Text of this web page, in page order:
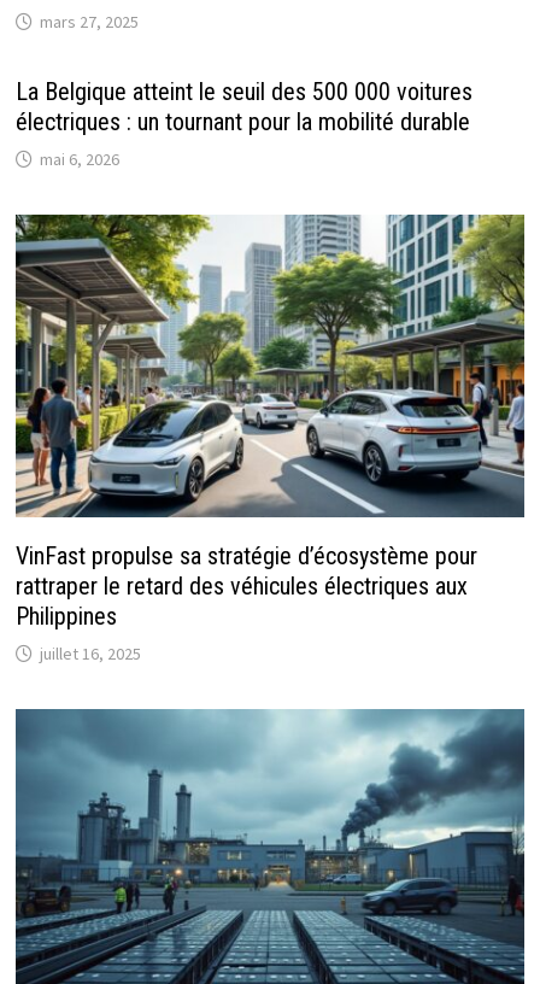
mars 27, 2025
La Belgique atteint le seuil des 500 000 voitures
électriques : un tournant pour la mobilité durable
mai 6, 2026
VinFast propulse sa stratégie d’écosystème pour
rattraper le retard des véhicules électriques aux
Philippines
juillet 16, 2025